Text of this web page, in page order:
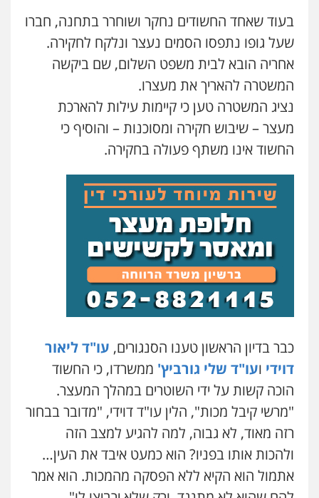
עו"ד לימור רוט חזן
פלילי מעצרים צווארון לבן פשיעה חמורה
0523407232
עו"ד אשרף שחאדה
פלילי פשיעה חמורה מעצרים וחקירות
תעבורה
0549535659
עו"ד איהאב ג'לג'ולי
פלילי מעצרים וחקירות עורכי דין לענייני
אסירים
0505216700
עו"ד זקי אלעברה
פלילי פשיעה חמורה עורכי דין לענייני אסירים
עו"ד מירב נוסבוים
פלילי מעצרים וחקירות נוער עורכי דין
לענייני אסירים
0522331443
רעות כהן – משרד עורכי דין
פלילי צווארון לבן תעבורה אסירים מעצרים
וחקירות
בעוד שאחד החשודים נחקר ושוחרר בתחנה, חברו
שעל גופו נתפסו הסמים נעצר ונלקח לחקירה.
אחריה הובא לבית משפט השלום, שם ביקשה
המשטרה להאריך את מעצרו.
נציג המשטרה טען כי קיימות עילות להארכת
מעצר – שיבוש חקירה ומסוכנות – והוסיף כי
החשוד אינו משתף פעולה בחקירה.
כבר בדיון הראשון טענו הסנגורים, עו"ד ליאור
דוידי ועו"ד שלי גורביץ' ממשרדו, כי החשוד
הוכה קשות על ידי השוטרים במהלך המעצר.
"מרשי קיבל מכות", הלין עו"ד דוידי, "מדובר בבחור
רזה מאוד, לא גבוה, למה להגיע למצב הזה
ולהכות אותו בפניו? הוא כמעט איבד את העין…
אתמול הוא הקיא ללא הפסקה מהמכות. הוא אמר